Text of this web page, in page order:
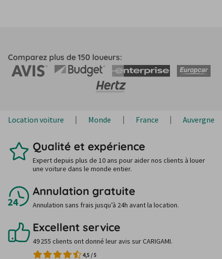
Comparez plus de 150 loueurs:
Location voiture Monde France Auvergne-
Qualité et expérience
Expert depuis plus de 10 ans pour aider nos clients à louer
une voiture dans le monde entier.
Annulation gratuite
Annulation sans frais jusqu’à 24h avant la location.
Excellent service
49 255 clients ont donné leur avis sur CARIGAMI.
4,5 /5